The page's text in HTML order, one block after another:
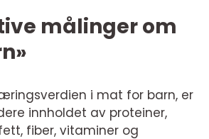
målinger om
i mat for barn, er
innholdet av proteiner,
fiber, vitaminer og